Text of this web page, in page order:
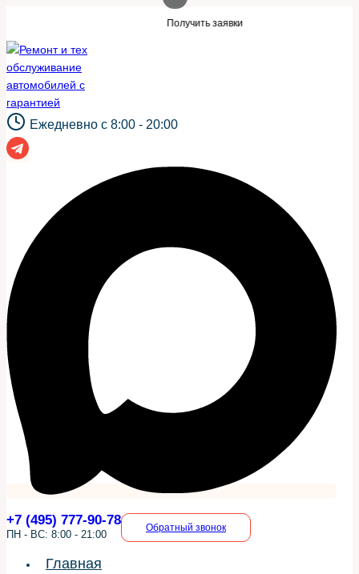
содержимому
Получить заявки
Ежедневно с 8:00 - 20:00
+7 (495) 777-90-78
ПН - ВС: 8:00 - 21:00
Обратный звонок
Главная